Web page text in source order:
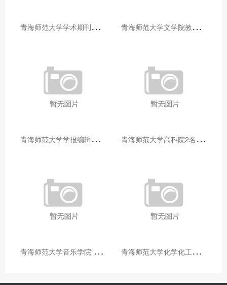
青
海师范大学学术期刊两个专栏入选2025年青海省期刊重点专栏 青
海师范大学文学院教师赴山东省相关高校和学术机构交流学习
青
海师范大学学报编辑部赴大通县城关镇上毛佰胜村开展帮扶慰问活动 青
海师范大学高科院2名专家当选中国科学院院士
青
海师范大学音乐学院“青舞华章”本科舞蹈专业中期汇报圆满落幕 青
海师范大学化学化工学院开展铸牢中华民族共同体意识大讲堂活动